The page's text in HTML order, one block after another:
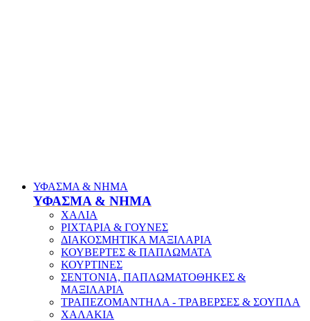
ΥΦΑΣΜΑ & ΝΗΜΑ
ΥΦΑΣΜΑ & ΝΗΜΑ
ΧΑΛΙΑ
ΡΙΧΤΑΡΙΑ & ΓΟΥΝΕΣ
ΔΙΑΚΟΣΜΗΤΙΚΑ ΜΑΞΙΛΑΡΙΑ
ΚΟΥΒΕΡΤΕΣ & ΠΑΠΛΩΜΑΤΑ
ΚΟΥΡΤΙΝΕΣ
ΣΕΝΤΟΝΙΑ, ΠΑΠΛΩΜΑΤΟΘΗΚΕΣ &
ΜΑΞΙΛΑΡΙΑ
ΤΡΑΠΕΖΟΜΑΝΤΗΛΑ - ΤΡΑΒΕΡΣΕΣ & ΣΟΥΠΛΑ
ΧΑΛΑΚΙΑ